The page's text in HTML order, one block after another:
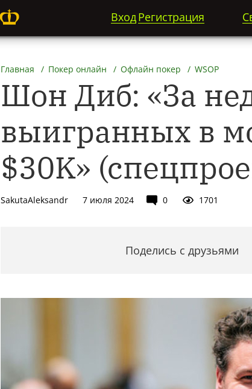
ВходРегистрация
Главная Покер онлайн Офлайн покер WSOP
Шон Диб: «За
выигранных в
$30K»
SakutaAleksandr 7 июля 2024 0 1701
Поделись с друзьями